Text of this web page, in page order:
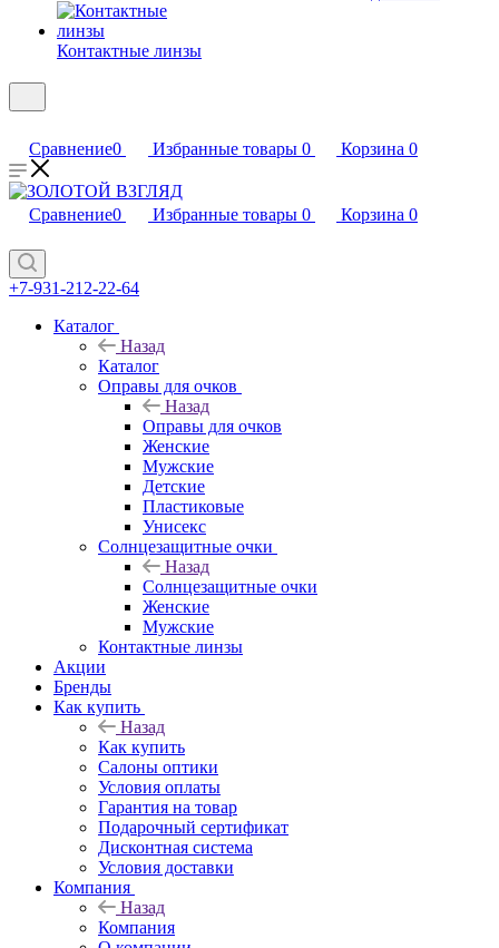
Контактные линзы
Сравнение0 Избранные товары 0 Корзина 0
Сравнение0 Избранные товары 0 Корзина 0
+7-931-212-22-64
Каталог
Назад
Каталог
Оправы для очков
Назад
Оправы для очков
Женские
Мужские
Детские
Пластиковые
Унисекс
Солнцезащитные очки
Назад
Солнцезащитные очки
Женские
Мужские
Контактные линзы
Акции
Бренды
Как купить
Назад
Как купить
Салоны оптики
Условия оплаты
Гарантия на товар
Подарочный сертификат
Дисконтная система
Условия доставки
Компания
Назад
Компания